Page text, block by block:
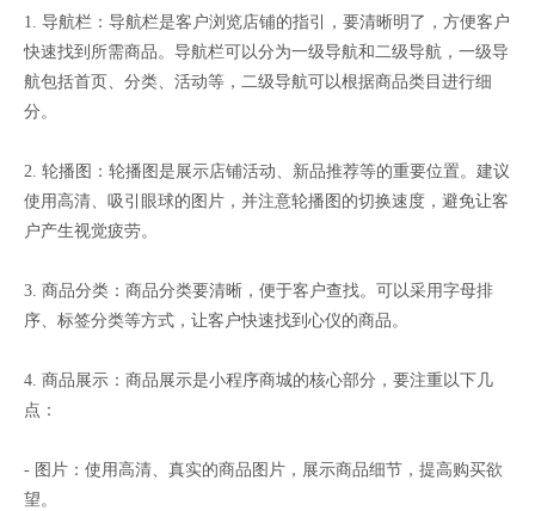
1. 导航栏：导航栏是客户浏览店铺的指引，要清晰明了，方便客户
快速找到所需商品。导航栏可以分为一级导航和二级导航，一级导
航包括首页、分类、活动等，二级导航可以根据商品类目进行细
分。
2. 轮播图：轮播图是展示店铺活动、新品推荐等的重要位置。建议
使用高清、吸引眼球的图片，并注意轮播图的切换速度，避免让客
户产生视觉疲劳。
3. 商品分类：商品分类要清晰，便于客户查找。可以采用字母排
序、标签分类等方式，让客户快速找到心仪的商品。
4. 商品展示：商品展示是小程序商城的核心部分，要注重以下几
点：
- 图片：使用高清、真实的商品图片，展示商品细节，提高购买欲
望。